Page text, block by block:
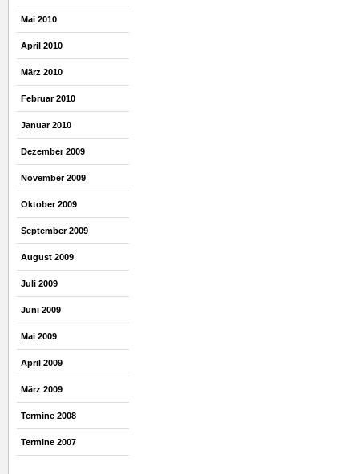
Mai 2010
April 2010
März 2010
Februar 2010
Januar 2010
Dezember 2009
November 2009
Oktober 2009
September 2009
August 2009
Juli 2009
Juni 2009
Mai 2009
April 2009
März 2009
Termine 2008
Termine 2007